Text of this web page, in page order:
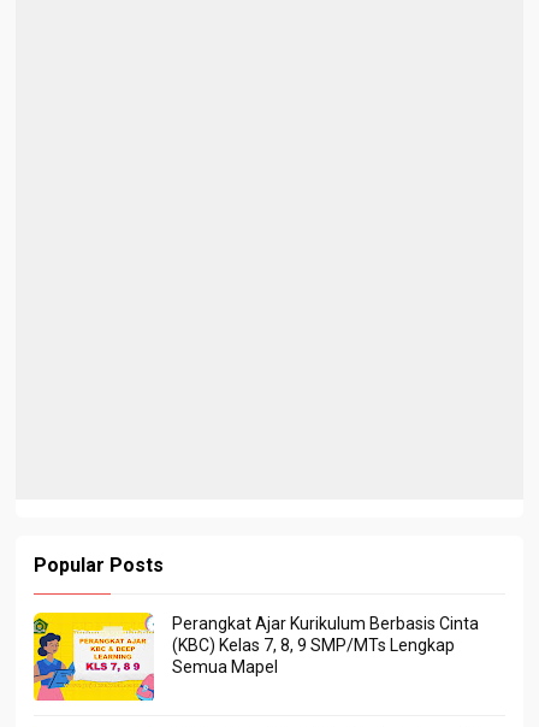
Popular Posts
Perangkat Ajar Kurikulum Berbasis Cinta
(KBC) Kelas 7, 8, 9 SMP/MTs Lengkap
Semua Mapel